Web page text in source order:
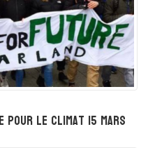
le climat 15 mars